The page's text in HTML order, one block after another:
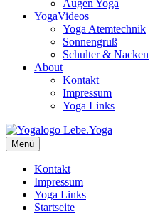
Augen Yoga
YogaVideos
Yoga Atemtechnik
Sonnengruß
Schulter & Nacken
About
Kontakt
Impressum
Yoga Links
Lebe.Yoga: der Yoga Blog | das
Yoga erleben in Wien, Florida…
Yogavideos…
Menü
Kontakt
Impressum
Yoga Links
Startseite